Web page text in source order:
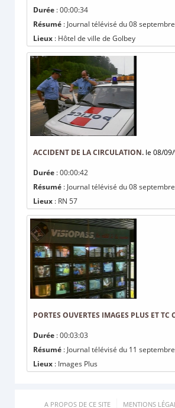
Durée : 00:00:34
Résumé : Journal télévisé du 08
Lieux : Hôtel de ville de Golbey
ACCIDENT DE LA CIRCULATION. le 08/
Durée : 00:00:42
Résumé : Journal télévisé du 08
Lieux : RN 57
PORTES OUVERTES IMAGES PLUS ET TC
Durée : 00:03:03
Résumé : Journal télévisé du 11
Lieux : Images Plus
A PROPOS DE CE SITE MENTIONS